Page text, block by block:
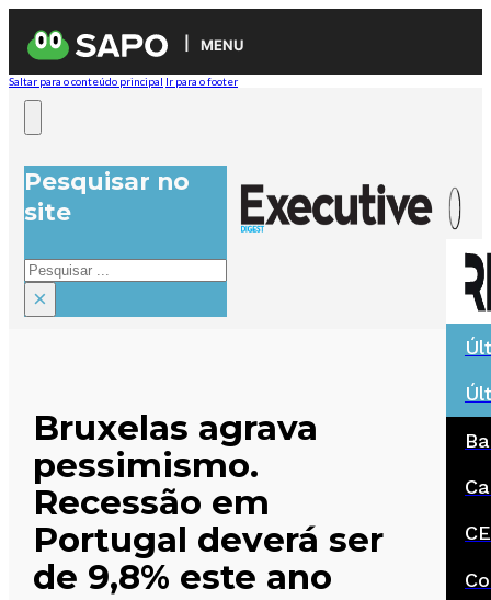
MENU
Saltar para o conteúdo principal Ir para o footer
Pesquisar no
site
Pesquisar
×
Bruxelas agrava
pessimismo.
Recessão em
Portugal deverá ser
de 9,8% este ano